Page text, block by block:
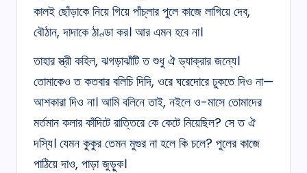
কালই ছোঁড়াকে নিয়ে গিয়ে পাঁচ্‌লার পুলে কাজে লাগিয়ে দেব,
বৌঠান, দাদাকে ঠাণ্ডা কর। আর এমন হবে না।
তাহার স্ত্রী কহিল, ঝগড়াঝাঁটি ত শুধু ঐ ড্যাক্‌রার জন্যে।
তোমাকেও ত কতবার বলিচি দিদি, ওরে ঘরেদোরে ঢুকতে দিও না—
আশকারা দিও না। আমি বলিনে তাই, নইলে ও-মাসে তোমাদের
মর্তমান কলার কাঁদিটে রাত্তিরে কে কেটে নিয়েছিল? সে ত ঐ
দস্যি। যেমন কুকুর তেমন মুগুর না হলে কি চলে? পুলের কাজে
পাঠিয়ে দাও, পাড়া জুড়ুক।